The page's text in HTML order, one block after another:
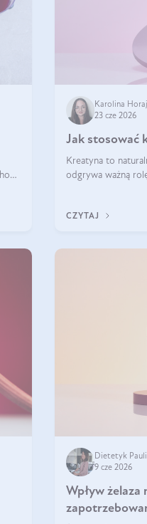
Karolina
23 cze 2026
Jak stosować
Kreatyna to
odgrywa ważną
prze
CZYTAJ
Dietetyk
9 cze 2026
Wpływ